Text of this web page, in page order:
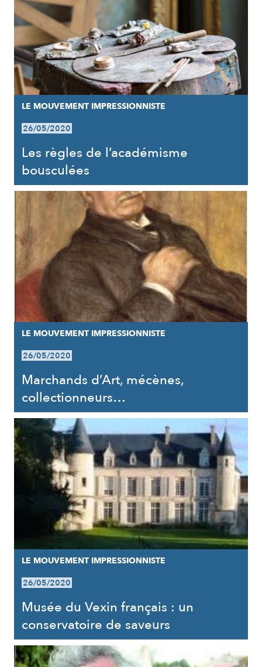
LE MOUVEMENT IMPRESSIONNISTE
26/05/2020
Les règles de l’académisme
bousculées
LE MOUVEMENT IMPRESSIONNISTE
26/05/2020
Marchands d’Art, mécènes,
collectionneurs…
LE MOUVEMENT IMPRESSIONNISTE
26/05/2020
Musée du Vexin français : un
conservatoire de saveurs